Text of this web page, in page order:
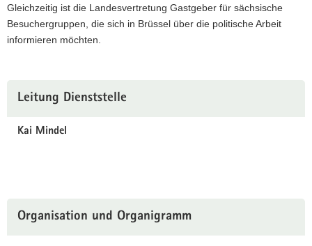
Gleichzeitig ist die Landesvertretung Gastgeber für sächsische
Besuchergruppen, die sich in Brüssel über die politische Arbeit
informieren möchten.
Information
Leitung Dienststelle
Kai Mindel
Organisation und Organigramm